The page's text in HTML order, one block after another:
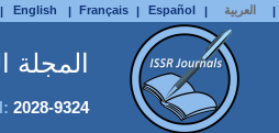
| English | Français | Español | العربية |
المجلة
2028-9324